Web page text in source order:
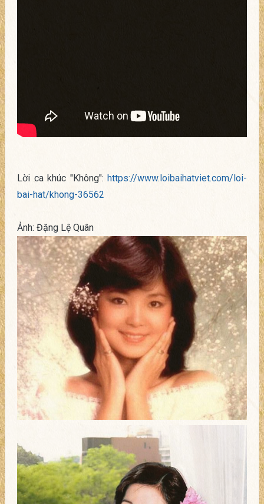
Lời ca khúc "Không": https://www.loibaihatviet.com/loi-
bai-hat/khong-36562
Ảnh: Đặng Lệ Quân